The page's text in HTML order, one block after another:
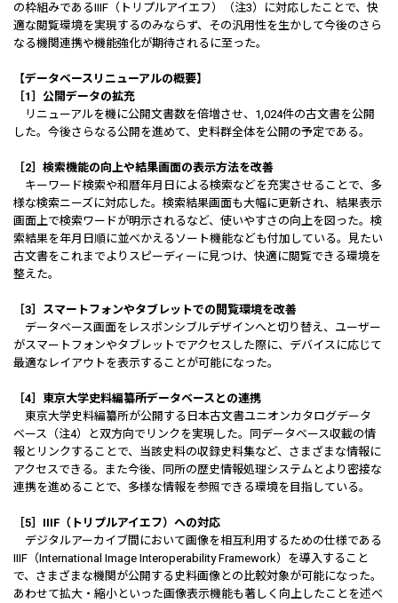
の枠組みであるIIIF（トリプルアイエフ）（注3）に対応したことで、快
適な閲覧環境を実現するのみならず、その汎用性を生かして今後のさら
なる機関連携や機能強化が期待されるに至った。
【データベースリニューアルの概要】
［1］公開データの拡充
リニューアルを機に公開文書数を倍増させ、1,024件の古文書を公開
した。今後さらなる公開を進めて、史料群全体を公開の予定である。
［2］検索機能の向上や結果画面の表示方法を改善
キーワード検索や和暦年月日による検索などを充実させることで、多
様な検索ニーズに対応した。検索結果画面も大幅に更新され、結果表示
画面上で検索ワードが明示されるなど、使いやすさの向上を図った。検
索結果を年月日順に並べかえるソート機能なども付加している。見たい
古文書をこれまでよりスピーディーに見つけ、快適に閲覧できる環境を
整えた。
［3］スマートフォンやタブレットでの閲覧環境を改善
データベース画面をレスポンシブルデザインへと切り替え、ユーザー
がスマートフォンやタブレットでアクセスした際に、デバイスに応じて
最適なレイアウトを表示することが可能になった。
［4］東京大学史料編纂所データベースとの連携
東京大学史料編纂所が公開する日本古文書ユニオンカタログデータ
ベース（注4）と双方向でリンクを実現した。同データベース収載の情
報とリンクすることで、当該史料の収録史料集など、さまざまな情報に
アクセスできる。また今後、同所の歴史情報処理システムとより密接な
連携を進めることで、多様な情報を参照できる環境を目指している。
［5］IIIF（トリプルアイエフ）への対応
デジタルアーカイブ間において画像を相互利用するための仕様である
IIIF（International Image Interoperability Framework）を導入すること
で、さまざまな機関が公開する史料画像との比較対象が可能になった。
あわせて拡大・縮小といった画像表示機能も著しく向上したことを述べ